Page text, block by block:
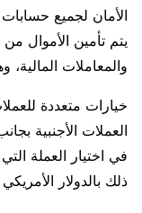
الأمان لجميع حسابات
يتم تأمين الأموال
والمعاملات
خيارات متعددة
العملات الأجنبية
في اختيار العملة
ذلك بالدولار